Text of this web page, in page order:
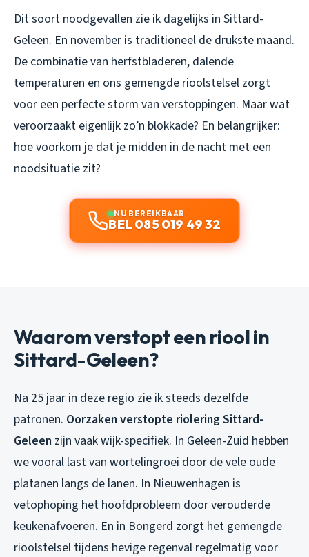
Dit soort noodgevallen zie ik dagelijks in Sittard-
Geleen. En november is traditioneel de drukste maand.
De combinatie van herfstbladeren, dalende
temperaturen en ons gemengde rioolstelsel zorgt
voor een perfecte storm van verstoppingen. Maar wat
veroorzaakt eigenlijk zo’n blokkade? En belangrijker:
hoe voorkom je dat je midden in de nacht met een
noodsituatie zit?
NU BEREIKBAAR
BEL 085 019 49 32
Waarom verstopt een riool in
Sittard-Geleen?
Na 25 jaar in deze regio zie ik steeds dezelfde
patronen. Oorzaken verstopte riolering Sittard-
Geleen zijn vaak wijk-specifiek. In Geleen-Zuid hebben
we vooral last van wortelingroei door de vele oude
platanen langs de lanen. In Nieuwenhagen is
vetophoping het hoofdprobleem door verouderde
keukenafvoeren. En in Bongerd zorgt het gemengde
rioolstelsel tijdens hevige regenval regelmatig voor